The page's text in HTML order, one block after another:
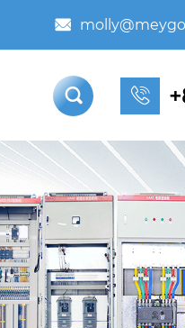

 